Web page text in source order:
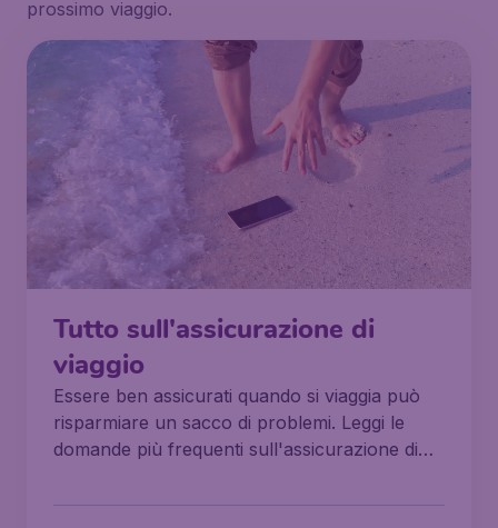
prossimo viaggio.
Tutto sull'assicurazione di
viaggio
Essere ben assicurati quando si viaggia può
risparmiare un sacco di problemi. Leggi le
domande più frequenti sull'assicurazione di